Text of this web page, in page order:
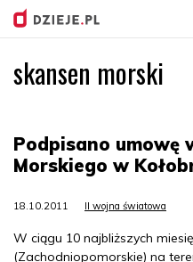
skansen morski
Podpisano umowę
Morskiego w
18.10.2011 II wojna światowa
W ciągu 10 najbliższych
(Zachodniopomorskie) na